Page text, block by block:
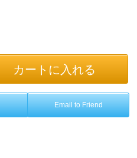
カートに入れる
Email to Friend